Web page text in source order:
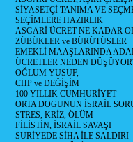
SİYASETÇİ TANIMA VE
SEÇİMLERE HAZIRLIK
ASGARİ ÜCRET NE KADAR
ZÜBÜKLER ve BÜRÜTÜSLER
EMEKLİ MAAŞLARINDA
ÜCRETLER NEDEN
OĞLUM YUSUF,
CHP ve DEĞİŞİM
100 YILLIK CUMHURİYET
ORTA DOGUNUN İSRAİL
STRES, KRİZ, ÖLÜM
FİLİSTİN, İSRAİL SAVAŞI
SURİYEDE SİHA İLE SALDIRI